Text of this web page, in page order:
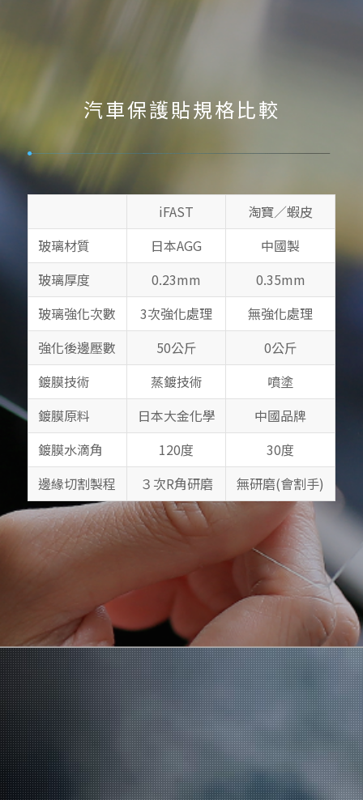
汽車保護貼規格比較
iFAST
淘寶／蝦皮
玻璃材質
日本AGG
中國製
玻璃厚度
0.23mm
0.35mm
玻璃強化次數
3次強化處理
無強化處理
強化後邊壓數
50公斤
0公斤
鍍膜技術
蒸鍍技術
噴塗
鍍膜原料
日本大金化學
中國品牌
鍍膜水滴角
120度
30度
邊緣切割製程
３次R角研磨 無研磨(會割手)